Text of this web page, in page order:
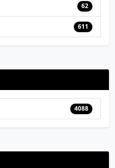
62
611
4088